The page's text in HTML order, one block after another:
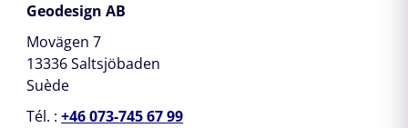
Geodesign AB
Movägen 7
13336 Saltsjöbaden
Suède
Tél. :+46 073-745 67 99